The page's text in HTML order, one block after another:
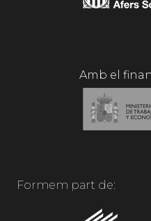
Amb el
Formem part de: